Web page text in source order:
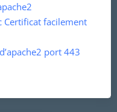
Certificat facilement
port 443